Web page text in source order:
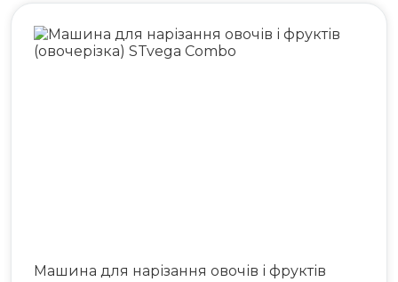
м. Київ, просп. Степана
Бандери 21
sales@stvega.net
Машина для нарізання овочів і фруктів